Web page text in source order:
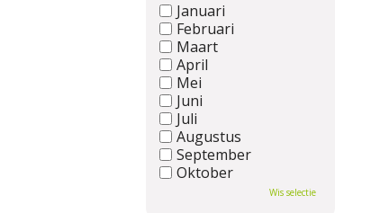
Januari
Februari
Maart
April
Mei
Juni
Juli
Augustus
September
Oktober
Wis selectie